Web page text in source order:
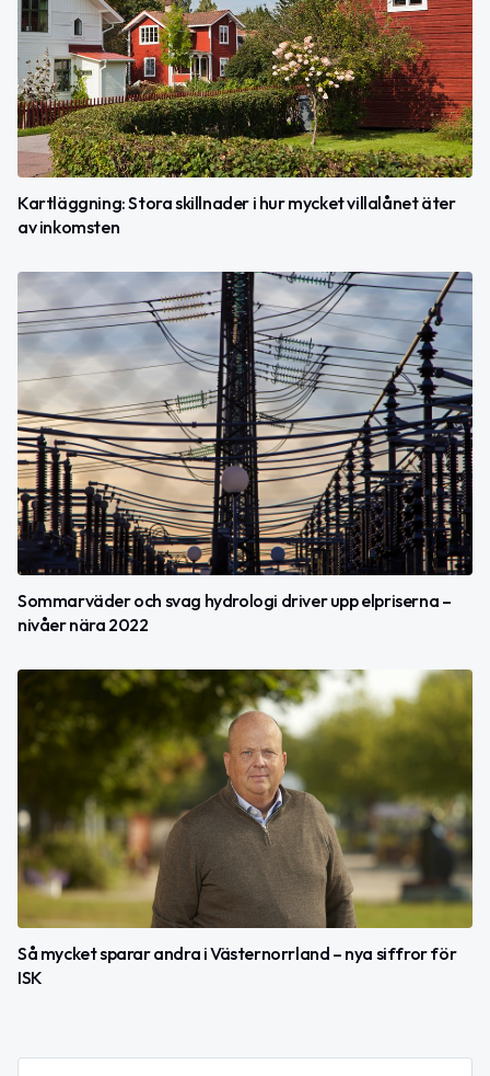
Kartläggning: Stora skillnader i hur mycket villalånet äter
av inkomsten
Sommarväder och svag hydrologi driver upp elpriserna –
nivåer nära 2022
Så mycket sparar andra i Västernorrland – nya siffror för
ISK